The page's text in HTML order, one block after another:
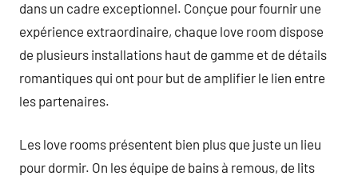
dans un cadre exceptionnel. Conçue pour fournir une
expérience extraordinaire, chaque love room dispose
de plusieurs installations haut de gamme et de détails
romantiques qui ont pour but de amplifier le lien entre
les partenaires.
Les love rooms présentent bien plus que juste un lieu
pour dormir. On les équipe de bains à remous, de lits